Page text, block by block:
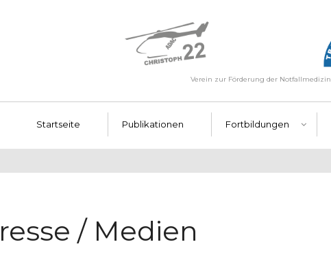
Verein zur Förderung der Notfallmedizin
Startseite Publikationen Fortbildungen
/ Medien